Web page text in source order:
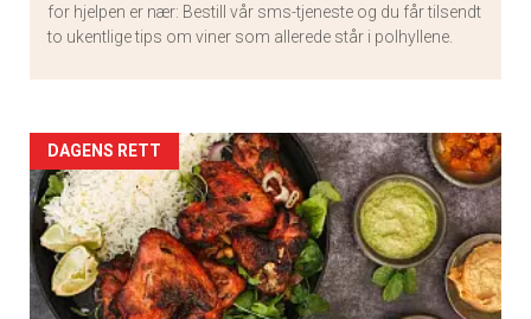
for hjelpen er nær: Bestill vår sms-tjeneste og du får tilsendt
to ukentlige tips om viner som allerede står i polhyllene.
Artikler
detail
-
section
DAGENS RETT